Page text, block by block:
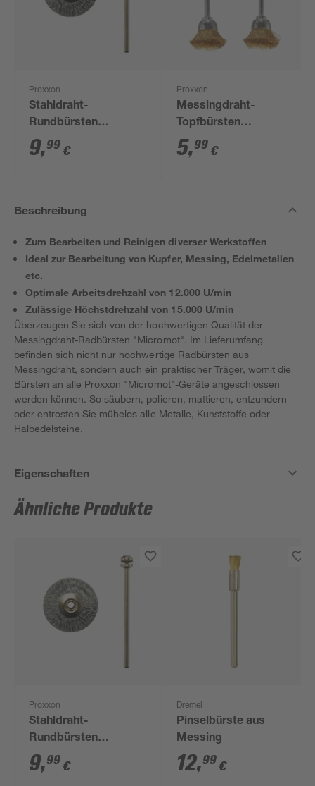
Proxxon
Stahldraht-
Rundbürsten
'Micromot' Ø 22 mm
5 Stück
9,99 €
Proxxon
Messingdraht-
Topfbürsten
'Micromot' Ø 13 mm
2 Stück
5,99 €
Beschreibung
Zum Bearbeiten und Reinigen diverser Werkstoffen
Ideal zur Bearbeitung von Kupfer, Messing, Edelmetallen
etc.
Optimale Arbeitsdrehzahl von 12.000 U/min
Zulässige Höchstdrehzahl von 15.000 U/min
Überzeugen Sie sich von der hochwertigen Qualität der
Messingdraht-Radbürsten "Micromot". Im Lieferumfang
befinden sich nicht nur hochwertige Radbürsten aus
Messingdraht, sondern auch ein praktischer Träger, womit die
Bürsten an alle Proxxon "Micromot"-Geräte angeschlossen
werden können. So säubern, polieren, mattieren, entzundern
oder entrosten Sie mühelos alle Metalle, Kunststoffe oder
Halbedelsteine.
Eigenschaften
Ähnliche Produkte
Proxxon
Stahldraht-
Rundbürsten
'Micromot' Ø 22 mm
5 Stück
9,99 €
Dremel
Pinselbürste aus
Messing
12,99 €